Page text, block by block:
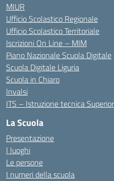
MIUR
Ufficio Scolastico Regionale
Ufficio Scolastico Territoriale
Iscrizioni On Line – MIM
Piano Nazionale Scuola Digitale
Scuola Digitale Liguria
Scuola in Chiaro
Invalsi
ITS – Istruzione tecnica
La Scuola
Presentazione
I luoghi
Le persone
I numeri della scuola